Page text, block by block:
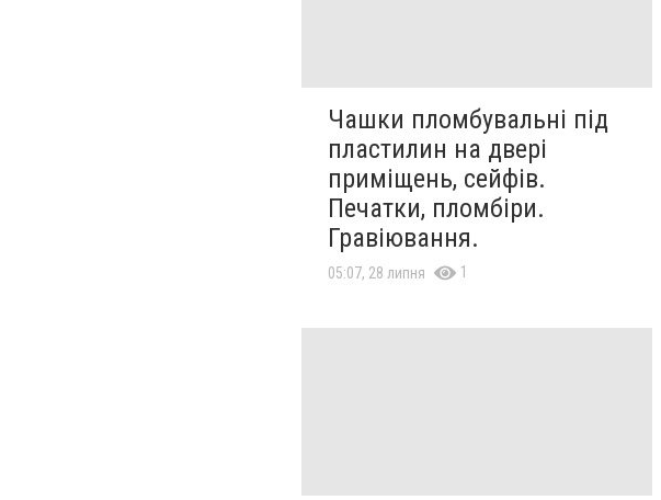
Чашки пломбувальні під
пластилин на двері
приміщень, сейфів.
Печатки, пломбіри.
Гравіювання.
05:07, 28 липня 1